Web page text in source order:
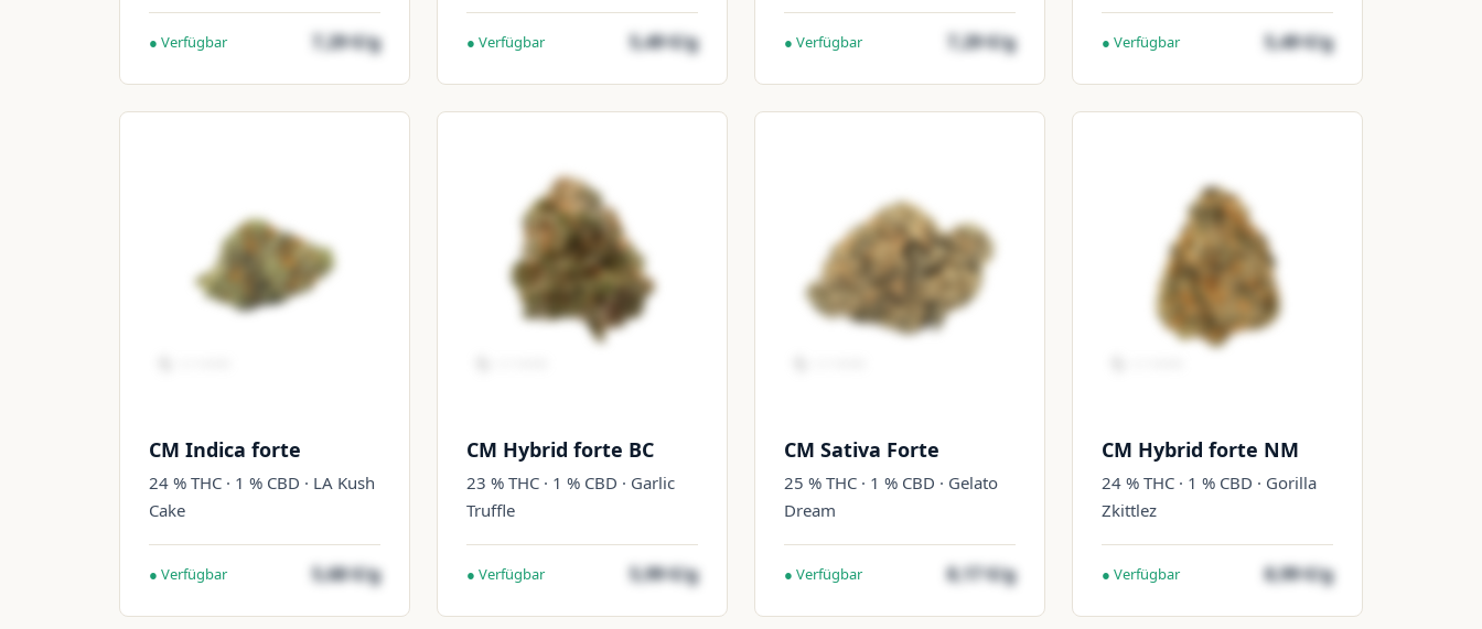
● Verfügbar 7,29 €/g ● Verfügbar 5,49 €/g ● Verfügbar 7,29 €/g ● Verfügbar 5,49 €/g
CM Indica forte
24 % THC · 1 % CBD · LA Kush
Cake
● Verfügbar 5,68 €/g
CM Hybrid forte BC
23 % THC · 1 % CBD · Garlic
Truffle
● Verfügbar 5,99 €/g
CM Sativa Forte
25 % THC · 1 % CBD · Gelato
Dream
● Verfügbar 8,17 €/g
CM Hybrid forte NM
24 % THC · 1 % CBD · Gorilla
Zkittlez
● Verfügbar 8,99 €/g